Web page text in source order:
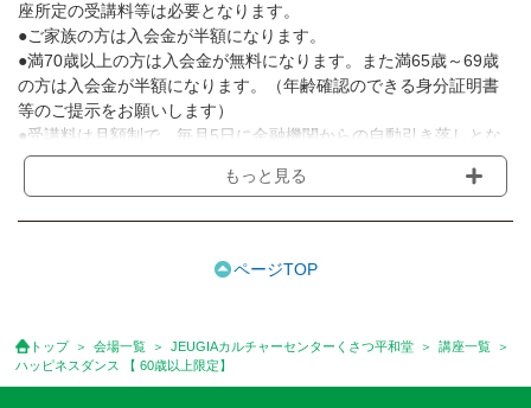
座所定の受講料等は必要となります。
●ご家族の方は入会金が半額になります。
●満70歳以上の方は入会金が無料になります。また満65歳～69歳
の方は入会金が半額になります。（年齢確認のできる身分証明書
等のご提示をお願いします）
●受講料は月額制で、毎月5日に金融機関からの自動引き落しとな
ります。
※講座によってはお支払い方法が異なる場合がありますのでご確認
ております。また一部の講座では別途傷害保険料も含まれており
用は含まれておりません。
●資格認定講座の試験料・認定料などは別途要しますのでお問い合
せください。
もっと見る
ページTOP
トップ 会場一覧 JEUGIAカルチャーセンターくさつ平和堂
講座一覧
ハッピネスダンス 【 60歳以上限定】